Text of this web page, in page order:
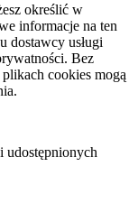
określić w
informacje na ten
dostawcy usługi
Bez
cookies mogą
udostępnionych